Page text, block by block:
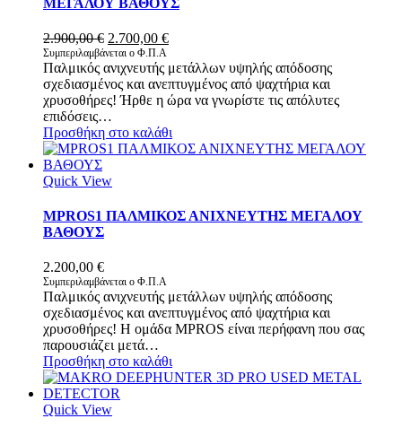
2.900,00€ Original
price
was:
2.900,00 €.
2.700,00 €Η
τιμή
είναι:
2.700,00 €.
Συμπεριλαμβάνεται ο Φ.Π.Α
Παλμικός ανιχνευτής μετάλλων υψηλής απόδοσης
σχεδιασμένος και ανεπτυγμένος από ψαχτήρια και
χρυσοθήρες! Ήρθε η ώρα να γνωρίστε τις απόλυτες
επιδόσεις…
Προσθήκη στο καλάθι
Quick View
MPROS1 ΠΑΛΜΙΚΟΣ ΑΝΙΧΝΕΥΤΗΣ ΜΕΓΑΛΟΥ
ΒΑΘΟΥΣ
2.200,00 €
Συμπεριλαμβάνεται ο Φ.Π.Α
Παλμικός ανιχνευτής μετάλλων υψηλής απόδοσης
σχεδιασμένος και ανεπτυγμένος από ψαχτήρια και
χρυσοθήρες! Η ομάδα MPROS είναι περήφανη που σας
παρουσιάζει μετά…
Προσθήκη στο καλάθι
Quick View